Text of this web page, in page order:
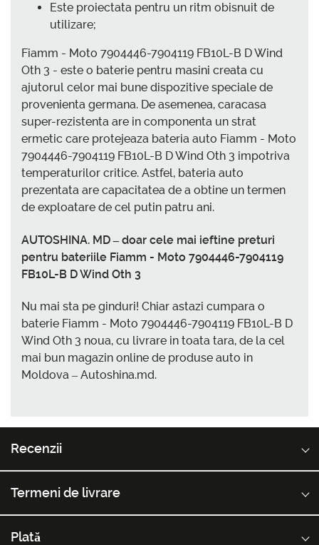
Este proiectata pentru un ritm obisnuit de
utilizare;
Fiamm - Moto 7904446-7904119 FB10L-B D Wind
Oth 3 - este o baterie pentru masini creata cu
ajutorul celor mai bune dispozitive speciale de
provenienta germana. De asemenea, caracasa
super-rezistenta are in componenta un strat
ermetic care protejeaza bateria auto Fiamm - Moto
7904446-7904119 FB10L-B D Wind Oth 3 impotriva
temperaturilor critice. Astfel, bateria auto
prezentata are capacitatea de a obtine un termen
de exploatare de cel putin patru ani.
AUTOSHINA. MD – doar cele mai ieftine preturi
pentru bateriile Fiamm - Moto 7904446-7904119
FB10L-B D Wind Oth 3
Nu mai sta pe ginduri! Chiar astazi cumpara o
baterie Fiamm - Moto 7904446-7904119 FB10L-B D
Wind Oth 3 noua, cu livrare in toata tara, de la cel
mai bun magazin online de produse auto in
Moldova – Autoshina.md.
Recenzii
Termeni de livrare
Plată